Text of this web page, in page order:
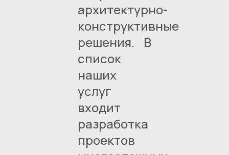
архитектурно-
конструктивные
решения. В
список
наших
услуг
входит
разработка
проектов